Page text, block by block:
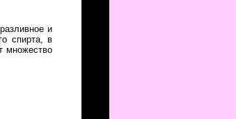
и
спирта, в
множество